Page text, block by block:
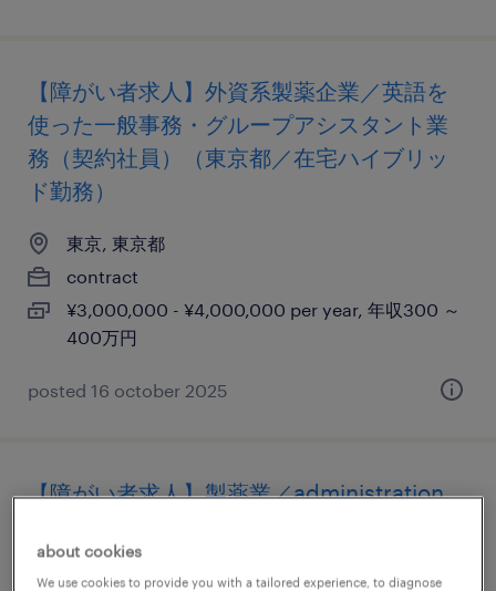
【障がい者求人】外資系製薬企業／英語を
使った一般事務・グループアシスタント業
務（契約社員）（東京都／在宅ハイブリッ
ド勤務）
東京, 東京都
contract
¥3,000,000 - ¥4,000,000 per year, 年収300 ～
400万円
posted 16 october 2025
【障がい者求人】製薬業／administration
員）（東京都）
about cookies
We use cookies to provide you with a tailored experience, to diagnose